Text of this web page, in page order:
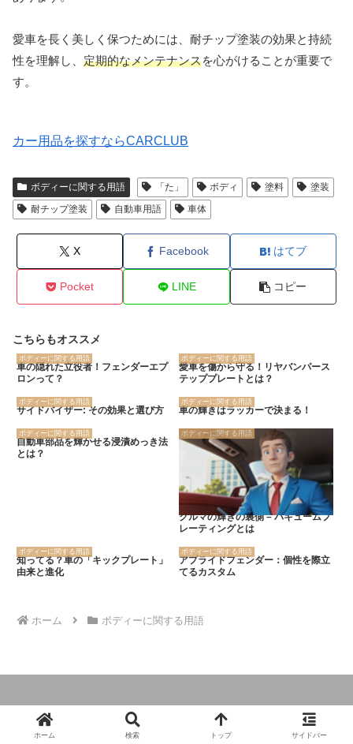
愛車を長く美しく保つためには、耐チップ塗装の効果と持続
性を理解し、 定期的なメンテナンスを心がけることが重要で
す。
カー用品を探すならCARCLUB
ボディーに関する用語 「た」 ボディ 塗料
塗装
耐チップ塗装
自動車用語 車体
X Facebook はてブ
Pocket LINE コピー
こちらもオススメ
ボディーに関する用語
車の隠れた立役者！フェンダーエプ
ロンって？
ボディーに関する用語
愛車を傷から守る！リヤバンパース
テッププレートとは？
ボディーに関する用語
サイドバイザー: その効果と選び方
ボディーに関する用語
車の輝きはラッカーで決まる！
ボディーに関する用語
自動車部品を輝かせる浸漬めっき法
とは？
ボディーに関する用語
クルマの輝きの裏側 – バキュームプ
レーティングとは
ボディーに関する用語
知ってる？車の「キックプレート」
由来と進化
ボディーに関する用語
アプライドフェンダー：個性を際立
てるカスタム
ホーム ボディーに関する用語
© 2024 クルマの大辞典.
ホーム 検索 トップ サイドバー